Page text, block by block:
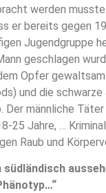
werden
er bereits gegen
Jugendgruppe
geschlagen
Opfer
und die
Der männliche
25 Jahre, …
Raub und
südländisch